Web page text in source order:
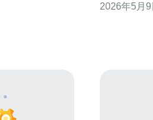
器。 美国
善的全球网
2026年5月9